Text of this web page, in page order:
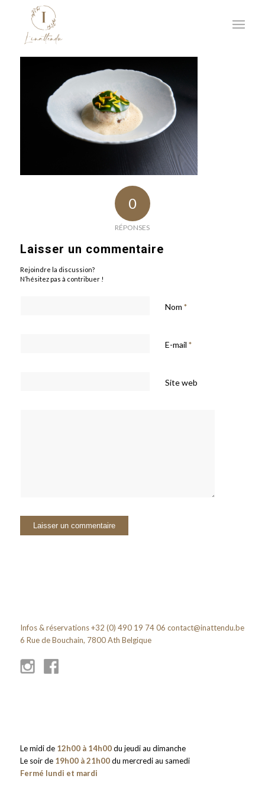
0
RÉPONSES
Laisser un commentaire
Rejoindre la discussion?
N’hésitez pas à contribuer !
Nom *
E-mail *
Site web
Infos & réservations +32 (0) 490 19 74 06 contact@inattendu.be
6 Rue de Bouchain, 7800 Ath Belgique
Le midi de 12h00 à 14h00du jeudi au dimanche
Le soir de 19h00 à 21h00du mercredi au samedi
Fermé lundi et mardi